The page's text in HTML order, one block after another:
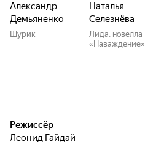
Александр
Демьяненко
Шурик
Наталья
Селезнёва
Лида, новелла
«Наваждение»
Режиссёр
Леонид Гайдай